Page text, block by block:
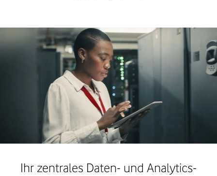
Ihr zentrales Daten- und Analytics-